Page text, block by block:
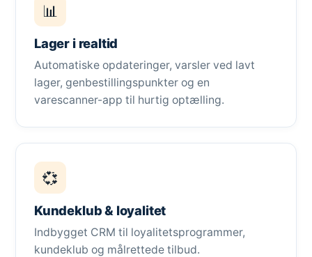
📊
Lager i realtid
Automatiske opdateringer, varsler ved lavt
lager, genbestillingspunkter og en
varescanner-app til hurtig optælling.
💞
Kundeklub & loyalitet
Indbygget CRM til loyalitetsprogrammer,
kundeklub og målrettede tilbud.